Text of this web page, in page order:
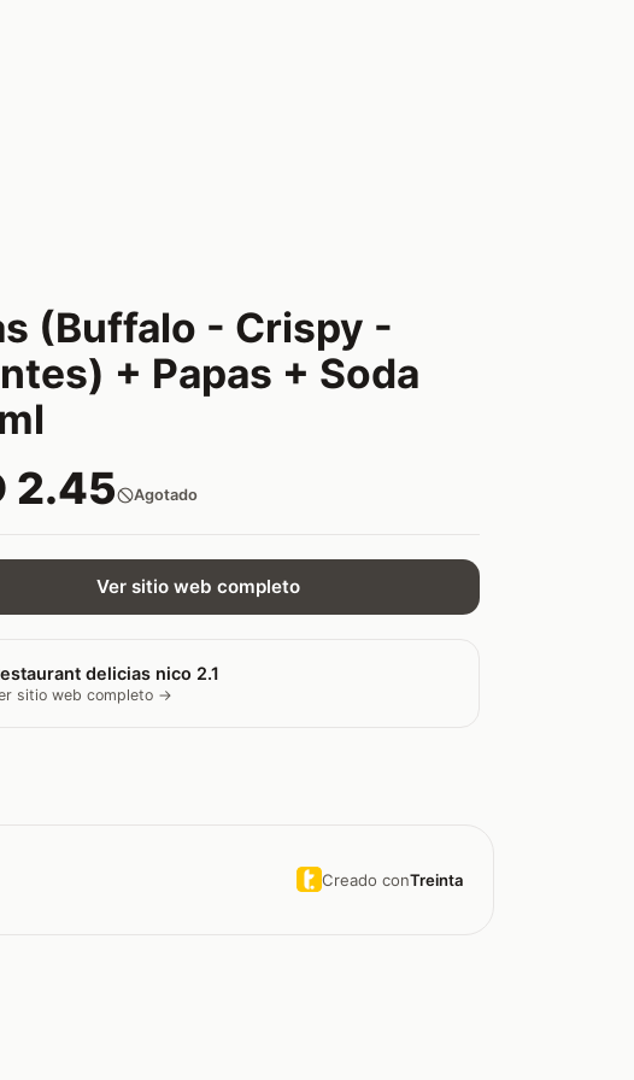
(Buffalo - Crispy -
+ Papas + Soda
2.45 Agotado
Ver sitio web completo
delicias nico 2.1
sitio web completo →
Creado conTreinta